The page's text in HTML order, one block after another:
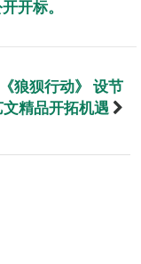
开标。
狼狈行动》 设节
精品开拓机遇